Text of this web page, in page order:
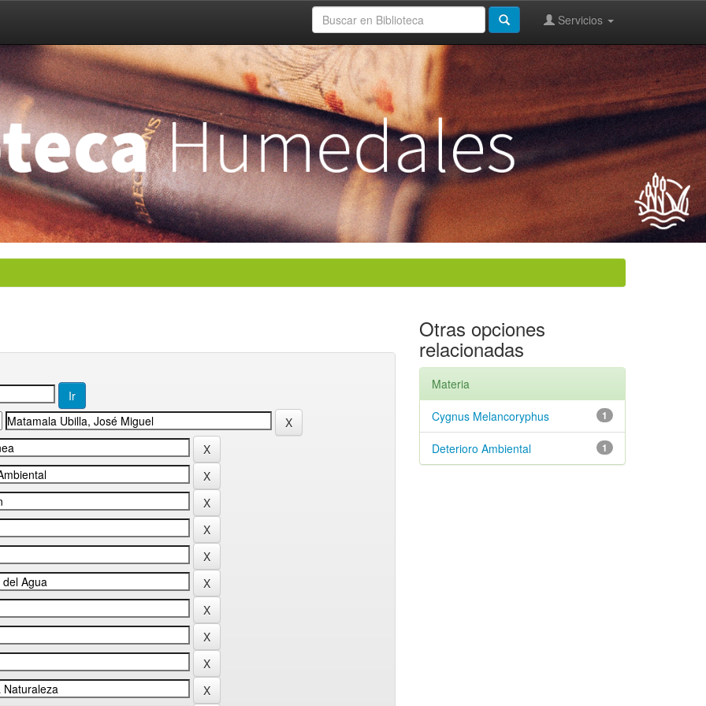
Servicios
Otras opciones
relacionadas
Materia
1
Cygnus Melancoryphus
1
Deterioro Ambiental